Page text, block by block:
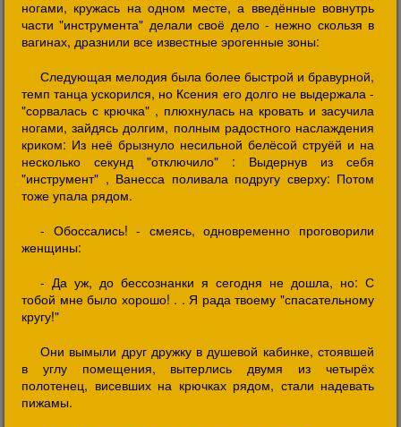
ногами, кружась на одном месте, а введённые вовнутрь
части "инструмента" делали своё дело - нежно скользя в
вагинах, дразнили все известные эрогенные зоны:
Следующая мелодия была более быстрой и бравурной,
темп танца ускорился, но Ксения его долго не выдержала -
"сорвалась с крючка" , плюхнулась на кровать и засучила
ногами, зайдясь долгим, полным радостного наслаждения
криком: Из неё брызнуло несильной белёсой струёй и на
несколько секунд "отключило" : Выдернув из себя
"инструмент" , Ванесса поливала подругу сверху: Потом
тоже упала рядом.
- Обоссались! - смеясь, одновременно проговорили
женщины:
- Да уж, до бессознанки я сегодня не дошла, но: С
тобой мне было хорошо! . . Я рада твоему "спасательному
кругу!"
Они вымыли друг дружку в душевой кабинке, стоявшей
в углу помещения, вытерлись двумя из четырёх
полотенец, висевших на крючках рядом, стали надевать
пижамы.